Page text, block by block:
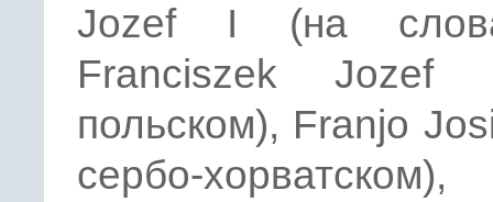
Jozef I (на
Franciszek
польском), Franjo
сербо-